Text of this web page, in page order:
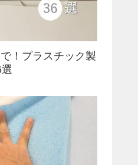
！プラスチック製